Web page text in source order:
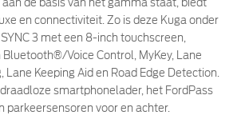
aan de basis van het gamma staat, biedt
en connectiviteit. Zo is deze Kuga onder
3 met een 8-inch touchscreen,
Bluetooth®/Voice Control, MyKey, Lane
Lane Keeping Aid en Road Edge Detection.
smartphonelader, het FordPass
parkeersensoren voor en achter.